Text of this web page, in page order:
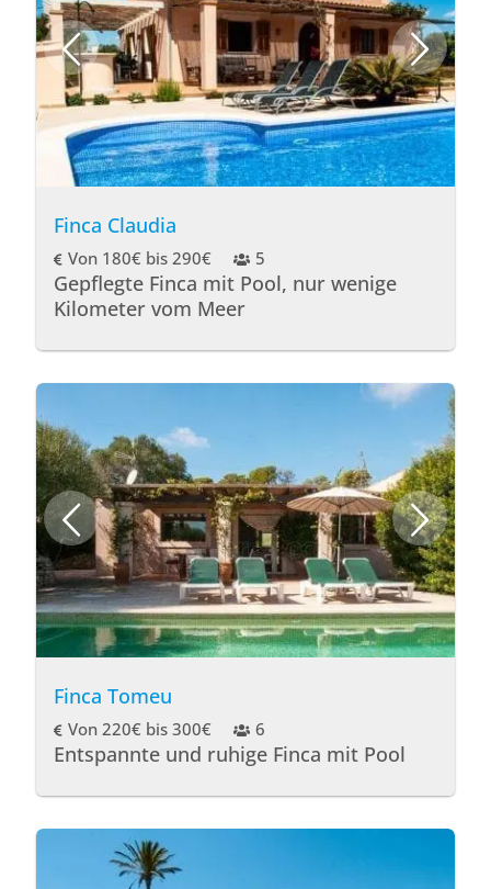
Finca Claudia
Von 180€ bis 290€ 5
Gepflegte Finca mit Pool, nur wenige
Kilometer vom Meer
Finca Tomeu
Von 220€ bis 300€ 6
Entspannte und ruhige Finca mit Pool